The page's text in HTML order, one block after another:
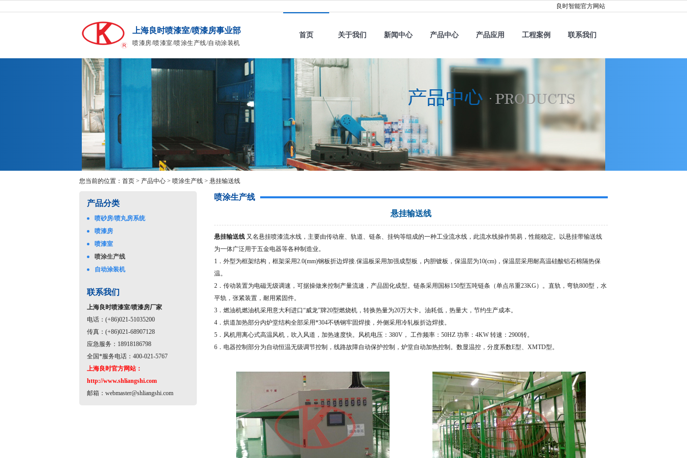
良时智能官方网站
上海良时喷漆室/喷漆房事业部
喷漆房/喷漆室/喷涂生产线/自动涂装机
首页 关于我们 新闻中心 产品中心 产品应用 工程案例 联系我们
您当前的位置： 首页 > 产品中心 > 喷涂生产线 > 悬挂输送线
产品分类
喷砂房/喷丸房系统
喷漆房
喷漆室
喷涂生产线
自动涂装机
联系我们
上海良时喷漆室/喷漆房厂家
电话：(+86)021-51035200
传真：(+86)021-68907128
应急服务：18918186798
全国*服务电话：400-021-5767
上海良时官方网站：
http://www.shliangshi.com
邮箱： webmaster@shliangshi.com
喷涂生产线
悬挂输送线
悬挂输送线 又名悬挂喷漆流水线，主要由传动座、轨道、链条、挂钩等组成的一种工业流水线，此流水线操作简易，性能稳定。以悬挂带输送线
为一体广泛用于五金电器等各种制造业。
1．外型为框架结构，框架采用2.0(mm)钢板折边焊接.保温板采用加强成型板，内胆镀板，保温层为10(cm)，保温层采用耐高温硅酸铝石棉隔热保
温。
2．传动装置为电磁无级调速，可据操做来控制产量流速，产品固化成型。链条采用国标150型五吨链条（单点吊重23KG）。直轨，弯轨800型，水
平轨，张紧装置，耐用紧固件。
3．燃油机燃油机采用意大利进口“威龙”牌20型燃烧机，转换热量为20万大卡。油耗低，热量大，节约生产成本。
4．烘道加热部分内炉堂结构全部采用*304不锈钢牢固焊接，外侧采用冷轧板折边焊接。
5．风机用离心式高温风机，吹入风道，加热速度快。风机电压：380V， 工作频率：50HZ 功率：4KW 转速：2900转。
6．电器控制部分为自动恒温无级调节控制，线路故障自动保护控制，炉堂自动加热控制。数显温控，分度系数E型、XMTD型。